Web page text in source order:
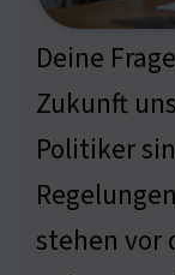
Deine
Zukunft
Politiker
stehen vor